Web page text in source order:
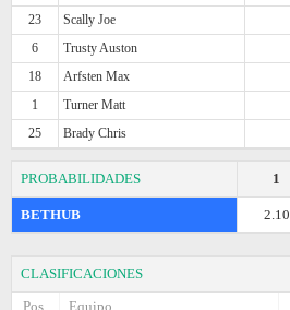
23
Scally Joe
6
Trusty Auston
18
Arfsten Max
1
Turner Matt
25
Brady Chris
PROBABILIDADES 1
BETHUB 2.10
CLASIFICACIONES
Pos.
Equipo